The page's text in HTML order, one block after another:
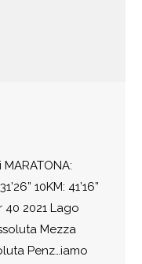
10KM: 41’16”
2021 Lago
Mezza
Penz…iamo